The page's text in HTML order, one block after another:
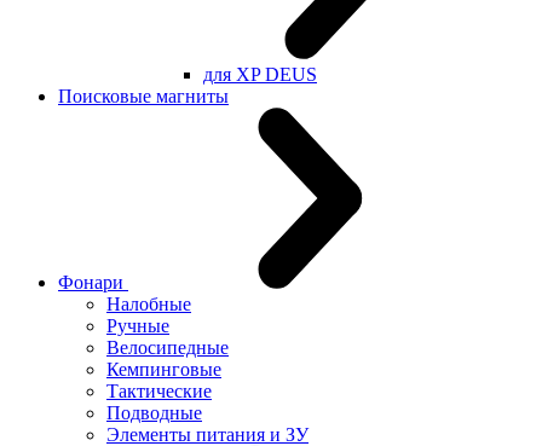
для XP DEUS
Поисковые магниты
Фонари
Налобные
Ручные
Велосипедные
Кемпинговые
Тактические
Подводные
Элементы питания и ЗУ